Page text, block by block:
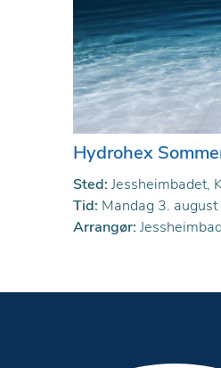
Hydrohex
Sted: Jessheimbadet,
Tid: Mandag 3.
Arrangør: